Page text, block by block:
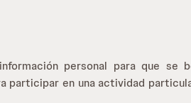
personal para que
participar en una actividad